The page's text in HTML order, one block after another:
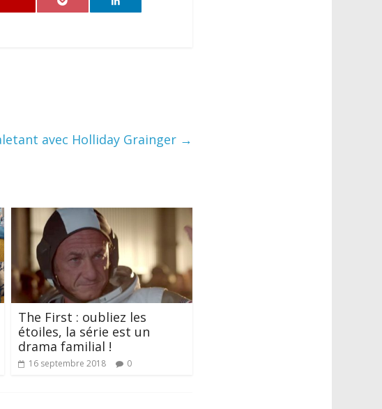
avec Holliday Grainger →
The First : oubliez les
étoiles, la série est un
drama familial !
16 septembre 2018 0